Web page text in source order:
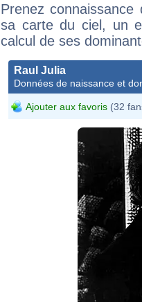
Prenez
sa carte du ciel, un
calcul de ses
Raul Julia
Données de naissance et
Ajouter aux favoris (32